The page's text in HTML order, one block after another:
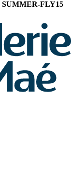
SUMMER-FLY15